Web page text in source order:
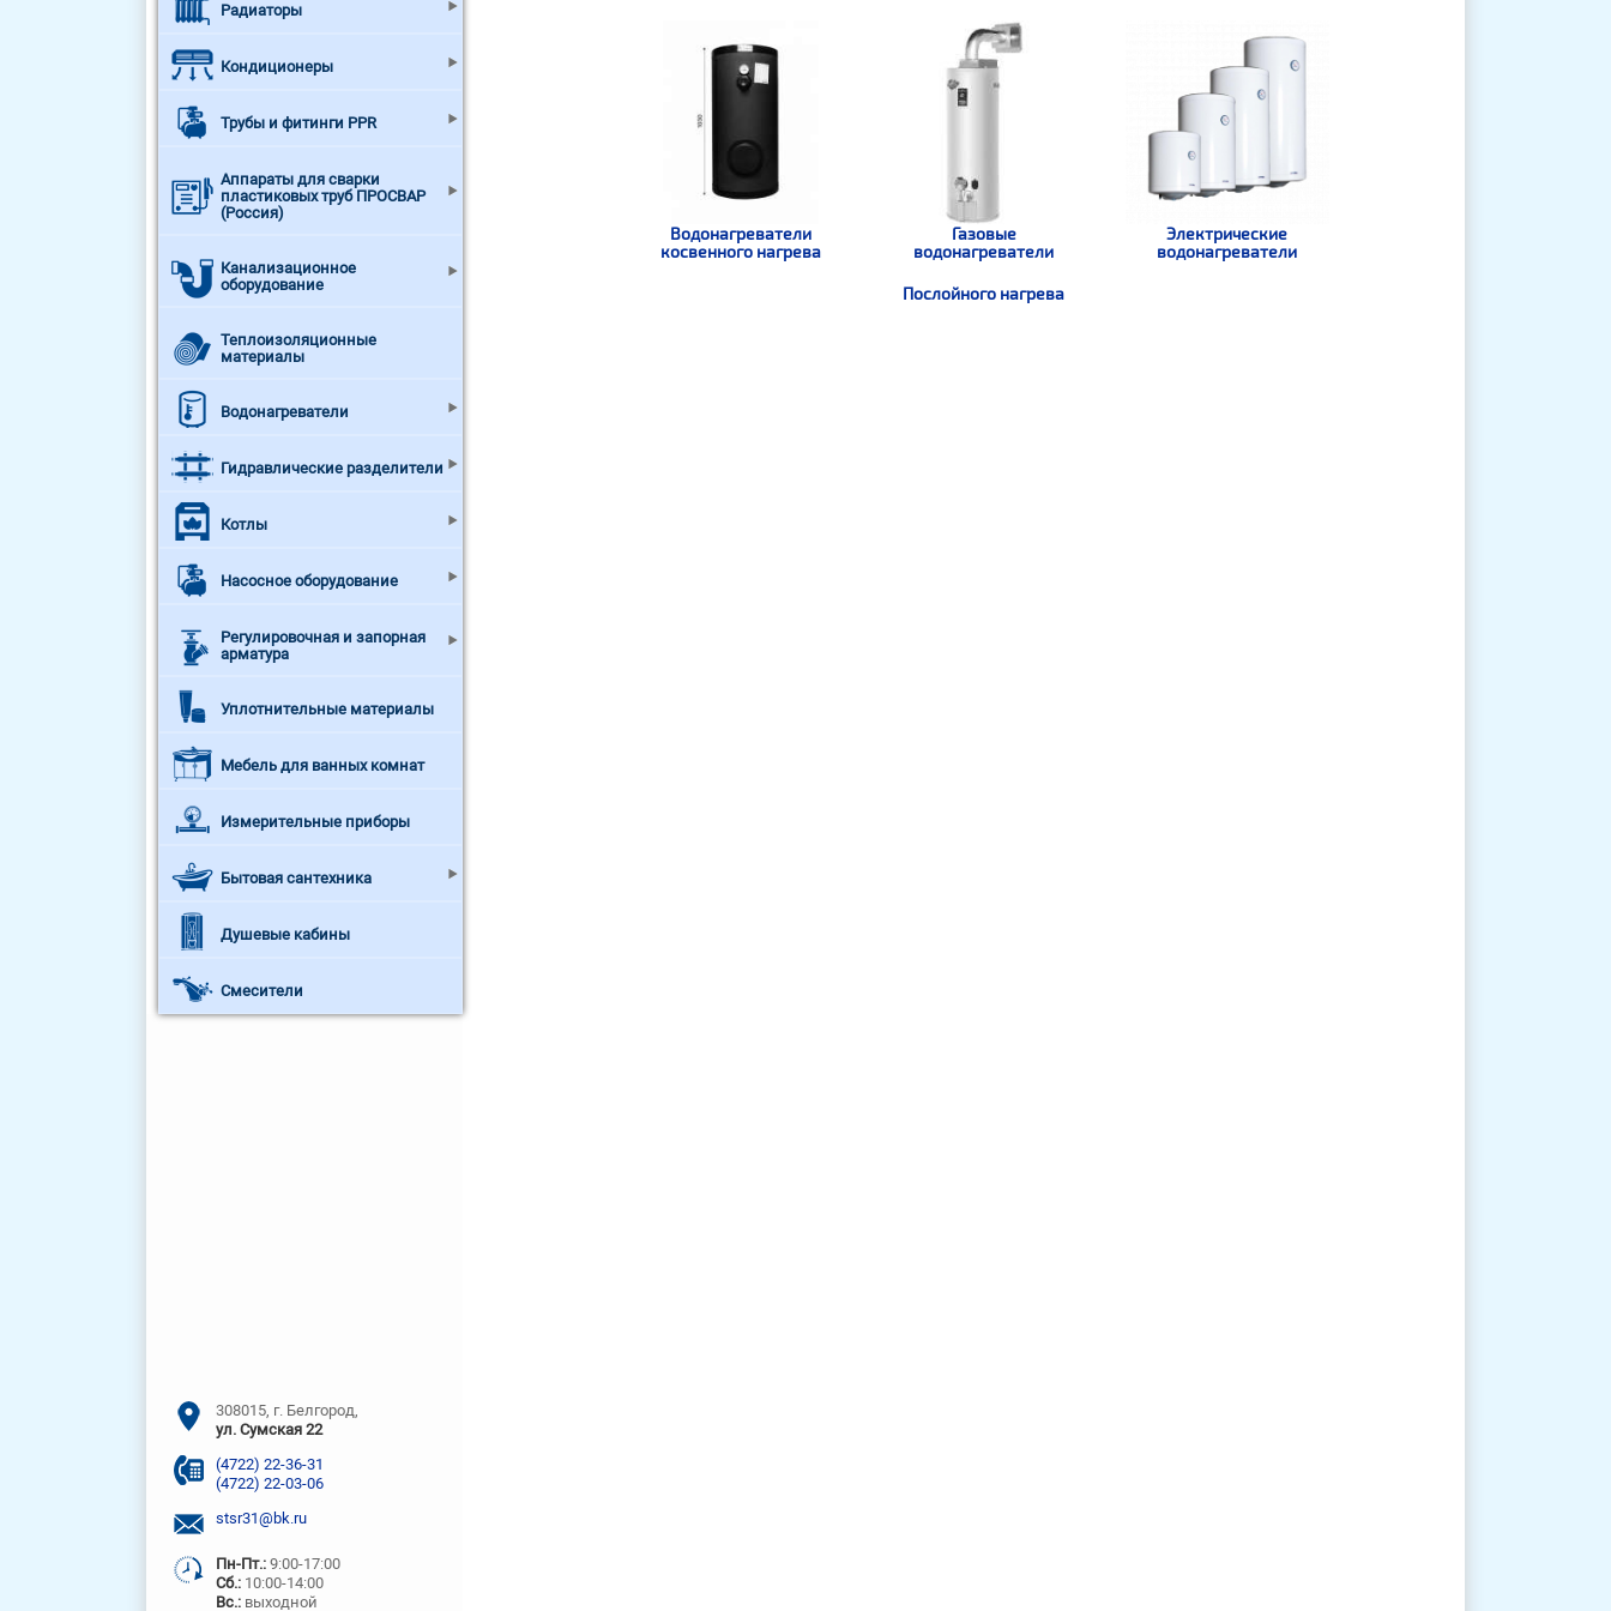
Водонагреватели
косвенного нагрева
Газовые
водонагреватели
Электрические
водонагреватели
Послойного нагрева
Радиаторы
Кондиционеры
Трубы и фитинги PPR
Аппараты для сварки
пластиковых труб ПРОСВАР
(Россия)
Канализационное
оборудование
Теплоизоляционные
материалы
Водонагреватели
Гидравлические разделители
Котлы
Насосное оборудование
Регулировочная и запорная
арматура
Уплотнительные материалы
Мебель для ванных комнат
Измерительные приборы
Бытовая сантехника
Душевые кабины
Смесители
308015, г. Белгород,
ул. Сумская 22
(4722) 22-36-31
(4722) 22-03-06
stsr31@bk.ru
Пн-Пт.: 9:00-17:00
Сб.: 10:00-14:00
Вс.: выходной